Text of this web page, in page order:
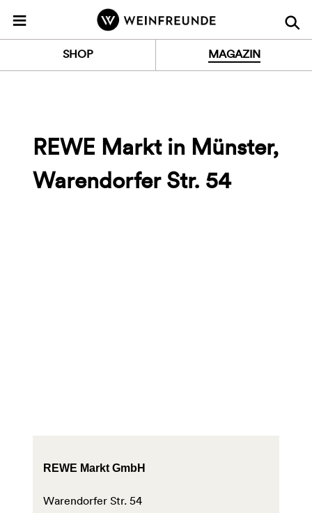
≡
Z
u
r
t
i
t
SHOP MAGAZIN
REWE Markt in Münster,
Warendorfer Str. 54
REWE Markt GmbH
Warendorfer Str. 54